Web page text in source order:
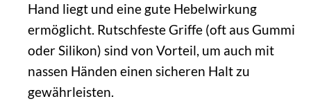
Hand liegt und eine gute Hebelwirkung
ermöglicht. Rutschfeste Griffe (oft aus Gummi
oder Silikon) sind von Vorteil, um auch mit
nassen Händen einen sicheren Halt zu
gewährleisten.